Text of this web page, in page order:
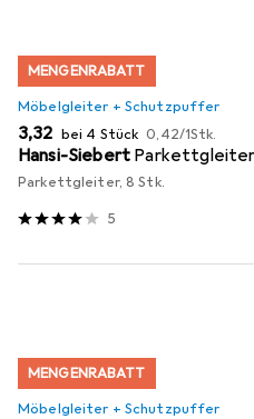
MENGENRABATT
Möbelgleiter + Schutzpuffer
EUR
3,32 bei 4 Stück EUR
0,42/1Stk.
Hansi-Siebert Parkettgleiter
Parkettgleiter, 8 Stk.
5
MENGENRABATT
Möbelgleiter + Schutzpuffer